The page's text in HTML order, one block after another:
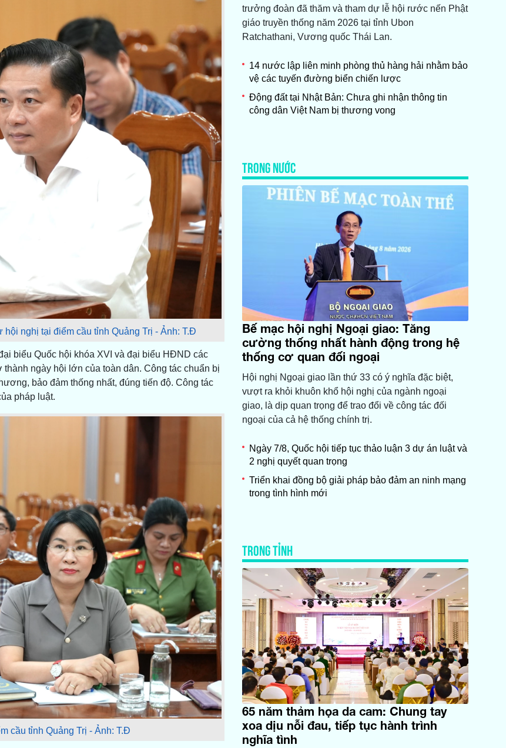
nghị tại điểm cầu tỉnh Quảng Trị - Ảnh: T.Đ
biểu Quốc hội khóa XVI và đại biểu HĐND các
ngày hội lớn của toàn dân. Công tác chuẩn bị
bảo đảm thống nhất, đúng tiến độ. Công tác
pháp luật.
cầu tỉnh Quảng Trị - Ảnh: T.Đ
trưởng đoàn đã thăm và tham dự lễ hội rước nến Phật
giáo truyền thống năm 2026 tại tỉnh Ubon
Ratchathani, Vương quốc Thái Lan.
14 nước lập liên minh phòng thủ hàng hải nhằm bảo
vệ các tuyến đường biển chiến lược
Động đất tại Nhật Bản: Chưa ghi nhận thông tin
công dân Việt Nam bị thương vong
TRONG NƯỚC
Bế mạc hội nghị Ngoại giao: Tăng
cường thống nhất hành động trong hệ
thống cơ quan đối ngoại
Hội nghị Ngoại giao lần thứ 33 có ý nghĩa đặc biệt,
vượt ra khỏi khuôn khổ hội nghị của ngành ngoại
giao, là dịp quan trọng để trao đổi về công tác đối
ngoại của cả hệ thống chính trị.
Ngày 7/8, Quốc hội tiếp tục thảo luận 3 dự án luật và
2 nghị quyết quan trọng
Triển khai đồng bộ giải pháp bảo đảm an ninh mạng
trong tình hình mới
TRONG TỈNH
65 năm thảm họa da cam: Chung tay
xoa dịu nỗi đau, tiếp tục hành trình
nghĩa tình